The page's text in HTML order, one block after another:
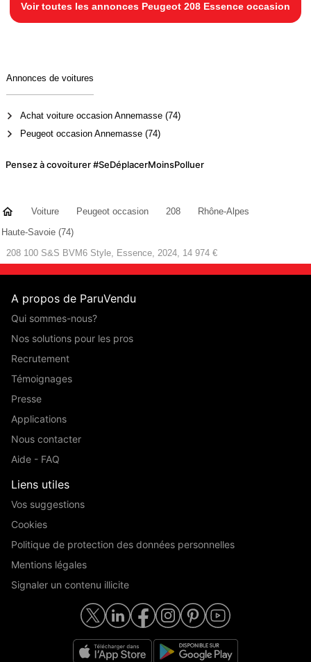
Voir toutes les annonces Peugeot 208 Essence occasion
Annonces de voitures
Achat voiture occasion Annemasse (74)
Peugeot occasion Annemasse (74)
Pensez à covoiturer #SeDéplacerMoinsPolluer
Voiture Peugeot occasion 208
Rhône-Alpes
Haute-Savoie (74)
208 100 S&S BVM6 Style, Essence, 2024, 14 974 €
A propos de ParuVendu
Qui sommes-nous?
Nos solutions pour les pros
Recrutement
Témoignages
Presse
Applications
Nous contacter
Aide - FAQ
Liens utiles
Vos suggestions
Cookies
Politique de protection des données personnelles
Mentions légales
Signaler un contenu illicite